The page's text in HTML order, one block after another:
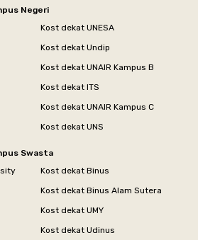
Negeri
Kost dekat UNESA
Kost dekat Undip
Kost dekat UNAIR Kampus B
Kost dekat ITS
Kost dekat UNAIR Kampus C
Kost dekat UNS
Swasta
Kost dekat Binus
Kost dekat Binus Alam Sutera
Kost dekat UMY
Kost dekat Udinus